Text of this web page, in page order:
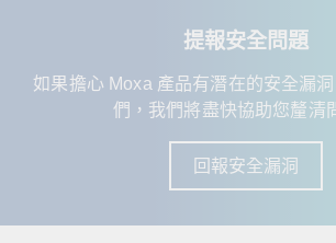
提報安全問題
如果擔心 Moxa 產品有潛在的安全漏
們，我們將盡快協助您釐清
回報安全漏洞